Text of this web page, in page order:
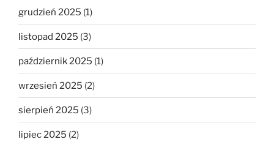
grudzień 2025 (1)
listopad 2025 (3)
październik 2025 (1)
wrzesień 2025 (2)
sierpień 2025 (3)
lipiec 2025 (2)